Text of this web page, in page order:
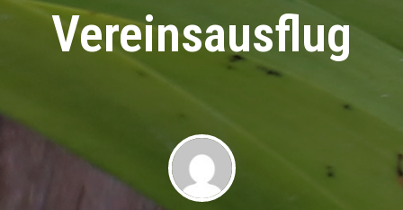
Vereinsausflug